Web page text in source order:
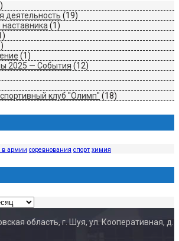
деятельность (19)
наставника(1)
(1)
2025 — События (12)
клуб "Олимп" (18)
в армии соревнования спорт химия
область, г. Шуя, ул. Кооперативная, д.